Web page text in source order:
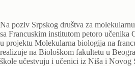
Na poziv Srpskog društva za
sa Francuskim institutom petoro učenika
u projektu Molekularna biologija na
realizuje na Biološkom fakultetu u
škole učestvuju i učenici iz Niša i Novog